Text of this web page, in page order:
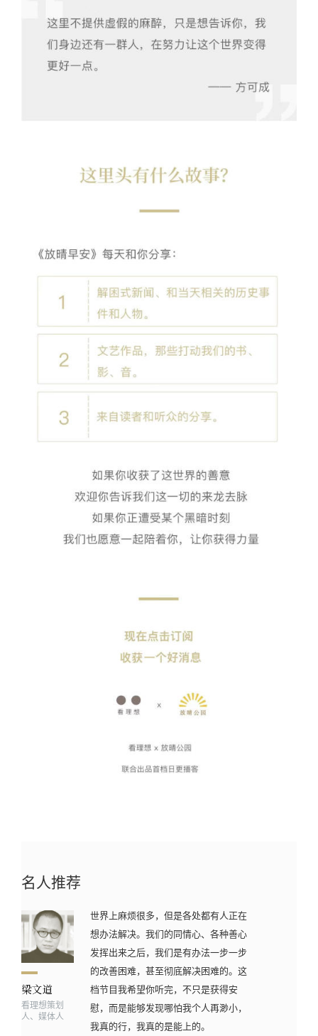
名人推荐
看理想策划
人、媒体人
世界上麻烦很多，但是各处都有人正在
想办法解决。我们的同情心、各种善心
发挥出来之后，我们是有办法一步一步
的改善困难，甚至彻底解决困难的。这
档节目我希望你听完，不只是获得安
慰，而是能够发现哪怕我个人再渺小，
我真的行，我真的是能上的。